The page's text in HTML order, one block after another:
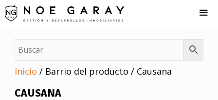
Saltar
al
Inicio / Barrio del producto / Causana
CAUSANA